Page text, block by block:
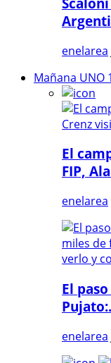
enelarea
Mañana UNO
El
FIP,
enelarea
El
enelarea